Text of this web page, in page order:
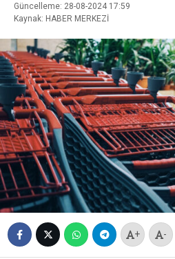
Güncelleme: 28-08-2024 17:59
Kaynak: HABER MERKEZİ
+ -